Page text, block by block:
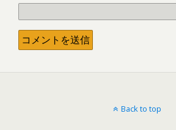
Back to top